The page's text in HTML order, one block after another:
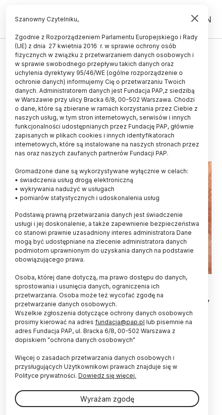
PL EN
HISTORIA I KULTURA
Monety, kafel i wesele Kazimierza
Wielkiego: trwają badania na
Wzgórzu Przemysła
EWELINA KRAJCZYŃSKA-WUJEC
03.09.2024
aktualizacja: 11.09.2024
4 minuty czytania
Półgrosz Władysława Jagiełły, źródło: prof. Artur Różański
Unikalny kafel piecowy i monety z czasów Jagiełły
to znaleziska ze Wzgórza Przemysła w Poznaniu.
Archeolodzy prowadzący badania w miejscu
dawnego zamku królewskiego liczą na efekty
kolejnych analiz - chcą wiedzieć więcej o historii
Kazimierza Wielkiego, które tam się odbyło.
Obecnie na Wzgórzu Przemysła, górującym nad
Starym Rynkiem w Poznaniu, znajduje się m.in.
Szanowny Czytelniku,
Zgodnie z Rozporządzeniem Parlamentu Europejskiego i Rady
(UE) z dnia 27 kwietnia 2016 r. w sprawie ochrony osób
fizycznych w związku z przetwarzaniem danych osobowych i
w sprawie swobodnego przepływu takich danych oraz
uchylenia dyrektywy 95/46/WE (ogólne rozporządzenie o
ochronie danych) informujemy Cię o przetwarzaniu Twoich
danych. Administratorem danych jest Fundacja PAP,z siedzibą
w Warszawie przy ulicy Bracka 6/8, 00-502 Warszawa. Chodzi
o dane, które są zbierane w ramach korzystania przez Ciebie z
naszych usług, w tym stron internetowych, serwisów i innych
funkcjonalności udostępnianych przez Fundację PAP, głównie
zapisanych w plikach cookies i innych identyfikatorach
internetowych, które są instalowane na naszych stronach przez
nas oraz naszych zaufanych partnerów Fundacji PAP.
Gromadzone dane są wykorzystywane wyłącznie w celach:
• świadczenia usług drogą elektroniczną
• wykrywania nadużyć w usługach
• pomiarów statystycznych i udoskonalenia usług
Podstawą prawną przetwarzania danych jest świadczenie
usługi i jej doskonalenie, a także zapewnienie bezpieczeństwa
co stanowi prawnie uzasadniony interes administratora Dane
mogą być udostępniane na zlecenie administratora danych
podmiotom uprawnionym do uzyskania danych na podstawie
obowiązującego prawa.
Osoba, której dane dotyczą, ma prawo dostępu do danych,
sprostowania i usunięcia danych, ograniczenia ich
przetwarzania. Osoba może też wycofać zgodę na
przetwarzanie danych osobowych.
Wszelkie zgłoszenia dotyczące ochrony danych osobowych
prosimy kierować na adres fundacja@pap.pl lub pisemnie na
adres Fundacja PAP, ul. Bracka 6/8, 00-502 Warszawa z
dopiskiem "ochrona danych osobowych"
Więcej o zasadach przetwarzania danych osobowych i
przysługujących Użytkownikowi prawach znajduje się w
Polityce prywatności. Dowiedz się więcej.
Wyrażam zgodę